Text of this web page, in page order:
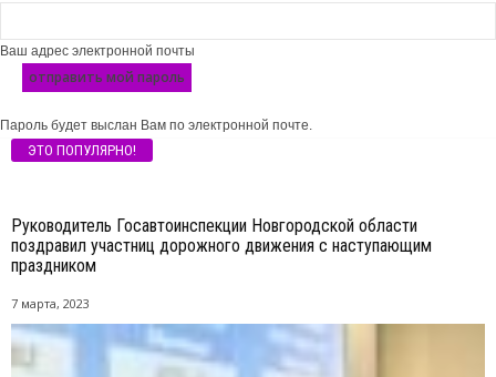
Ваш адрес электронной почты
Пароль будет выслан Вам по электронной почте.
ЭТО ПОПУЛЯРНО!
Руководитель Госавтоинспекции Новгородской области
поздравил участниц дорожного движения с наступающим
праздником
7 марта, 2023